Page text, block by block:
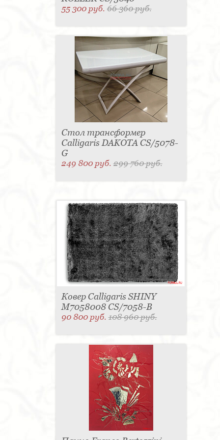
55 300 руб.66 360 руб.
Стол трансформер
Calligaris DAKOTA CS/5078-
G
249 800 руб.299 760 руб.
Ковер Calligaris SHINY
M7058008 CS/7058-B
90 800 руб.108 960 руб.